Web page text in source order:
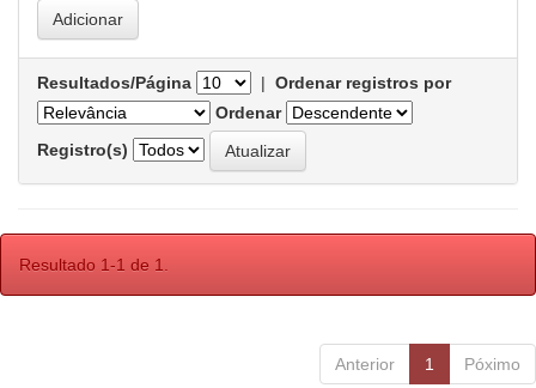
Resultados/Página | Ordenar registros por
Ordenar
Registro(s)
Resultado 1-1 de 1.
Anterior 1 Póximo